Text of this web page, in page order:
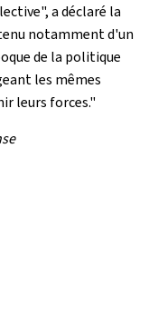
a déclaré la
notamment d'un
de la politique
les mêmes
leurs forces."